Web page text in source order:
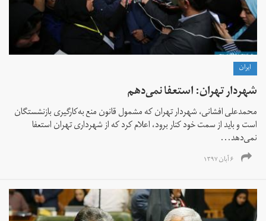
ايران
شهردار تهران: استعفا نمی‌دهم
محمدعلی افشانی، شهردار تهران که مشمول قانون منع به‌کارگیری بازنشستگان
است و باید از سمت خود کنار برود، اعلام کرد که از شهرداری تهران استعفا
نمی‌دهد...
۶ آبان ۱۳۹۷